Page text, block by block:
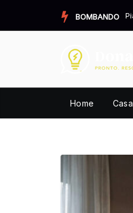
BOMBANDO
Home Casa